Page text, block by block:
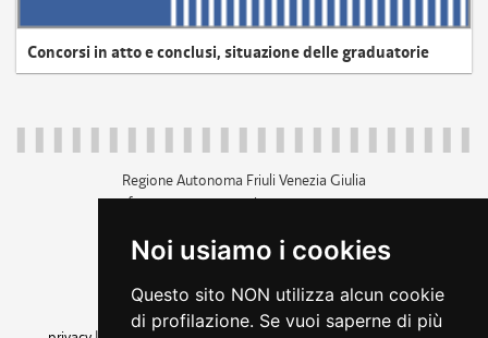
Noi usiamo i cookies
Questo sito NON utilizza alcun cookie
di profilazione. Se vuoi saperne di più
Concorsi in atto e conclusi, situazione delle graduatorie
Regione Autonoma Friuli Venezia Giulia
c.f. 80014930327; p.iva 00526040324
+39 040 3771111
amministrazione trasparente